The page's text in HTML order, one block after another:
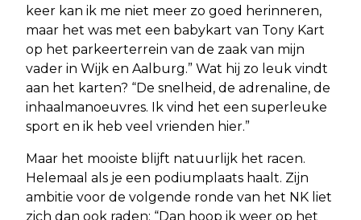
keer kan ik me niet meer zo goed herinneren,
maar het was met een babykart van Tony Kart
op het parkeerterrein van de zaak van mijn
vader in Wijk en Aalburg.” Wat hij zo leuk vindt
aan het karten? “De snelheid, de adrenaline, de
inhaalmanoeuvres. Ik vind het een superleuke
sport en ik heb veel vrienden hier.”
Maar het mooiste blijft natuurlijk het racen.
Helemaal als je een podiumplaats haalt. Zijn
ambitie voor de volgende ronde van het NK liet
zich dan ook raden: “Dan hoop ik weer op het